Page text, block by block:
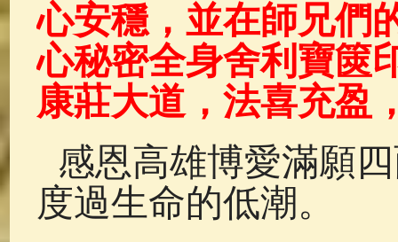
心安穩，並在師兄們
心秘密全身舍利寶篋
康莊大道，法喜充盈
感恩高雄博愛滿願
度過生命的低潮。